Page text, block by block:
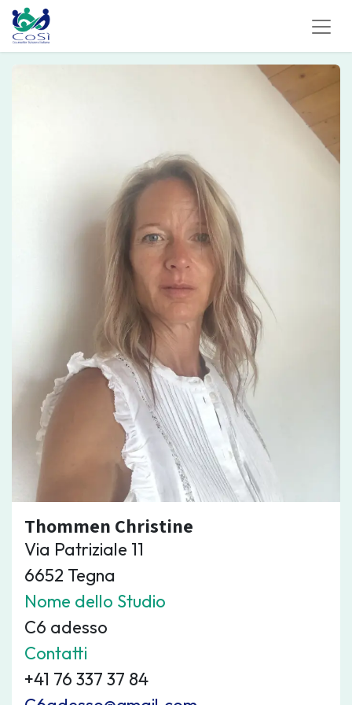
Thommen Christine
Via Patriziale 11
6652 Tegna
Nome dello Studio
C6 adesso
Contatti
+41 76 337 37 84